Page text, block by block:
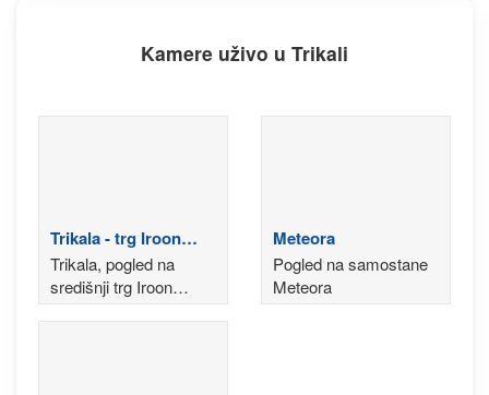
Kamere uživo u Trikali
Trikala - trg Iroon
Politechniou
Trikala, pogled na
središnji trg Iroon
Politechniou
Meteora
Pogled na samostane
Meteora